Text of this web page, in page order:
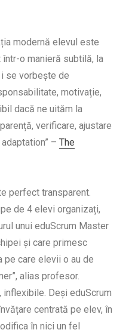
modernă elevul este
o manieră subtilă, la
se vorbește de
motivație,
dacă ne uităm la
verificare, ajustare
– The
perfect transparent.
de 4 elevi organizați,
unui eduScrum Master
și care primesc
pe care elevii o au de
alias profesor.
Deși eduScrum
centrată pe elev, în
în nici un fel